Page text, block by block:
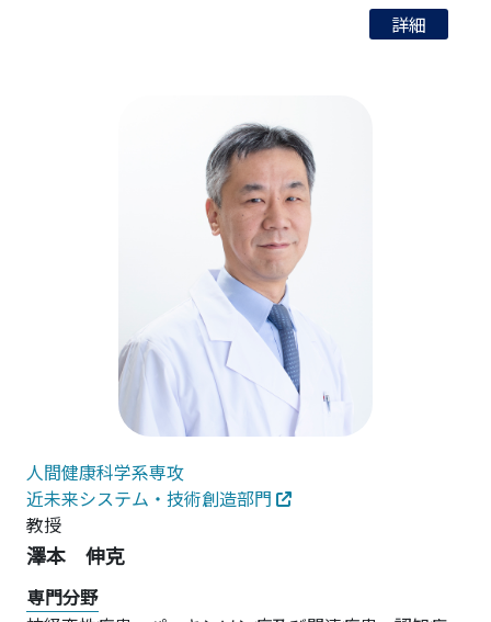
詳細
人間健康科学系専攻
近未来システム・技術創造部門
教授
澤本 伸克
専門分野